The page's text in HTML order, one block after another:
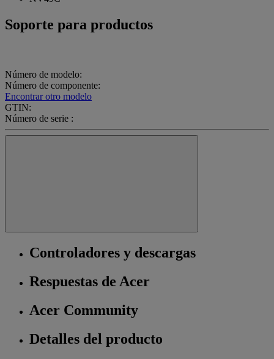
Soporte para productos
Número de modelo:
Número de componente:
Encontrar otro modelo
GTIN:
Número de serie :
Controladores y descargas
Respuestas de Acer
Acer Community
Detalles del producto